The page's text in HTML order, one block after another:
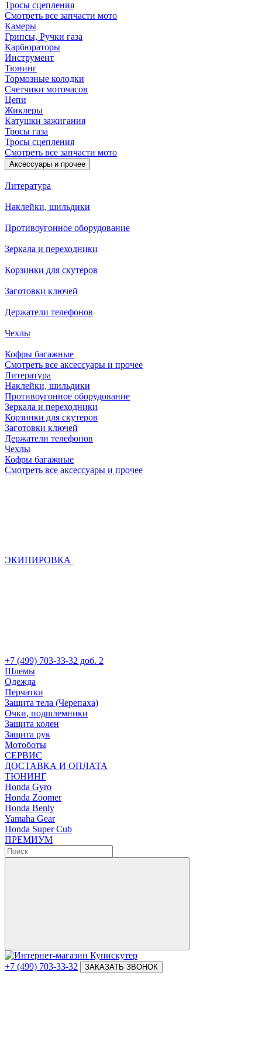
Тросы сцепления
Смотреть все запчасти мото
Камеры
Грипсы, Ручки газа
Карбюраторы
Инструмент
Тюнинг
Тормозные колодки
Счетчики моточасов
Цепи
Жиклеры
Катушки зажигания
Тросы газа
Тросы сцепления
Смотреть все запчасти мото
Аксессуары и прочее
Литература
Наклейки, шильдики
Противоугонное оборудование
Зеркала и переходники
Корзинки для скутеров
Заготовки ключей
Держатели телефонов
Чехлы
Кофры багажные
Смотреть все аксессуары и прочее
Литература
Наклейки, шильдики
Противоугонное оборудование
Зеркала и переходники
Корзинки для скутеров
Заготовки ключей
Держатели телефонов
Чехлы
Кофры багажные
Смотреть все аксессуары и прочее
ЭКИПИРОВКА
+7 (499) 703-33-32 доб. 2
Шлемы
Одежда
Перчатки
Защита тела (Черепаха)
Очки, подшлемники
Защита колен
Защита рук
Мотоботы
СЕРВИС
ДОСТАВКА И ОПЛАТА
ТЮНИНГ
Honda Gyro
Honda Zoomer
Honda Benly
Yamaha Gear
Honda Super Cub
ПРЕМИУМ
+7 (499) 703-33-32 ЗАКАЗАТЬ ЗВОНОК